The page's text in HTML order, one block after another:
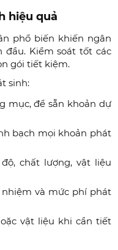
hiệu quả
phổ biến khiến ngân
đầu. Kiểm soát tốt các
gói tiết kiệm.
sinh:
mục, để sẵn khoản dự
bạch mọi khoản phát
chất lượng, vật liệu
và mức phí phát
vật liệu khi cần tiết